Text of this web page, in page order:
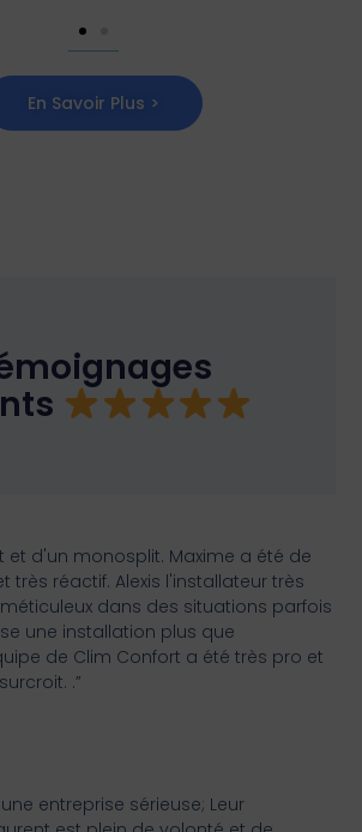
En Savoir Plus >
et d'un monosplit. Maxime a été de
très réactif. Alexis l'installateur très
dans des situations parfois
une installation plus que
de Clim Confort a été très pro et
.”
entreprise sérieuse; Leur